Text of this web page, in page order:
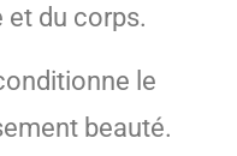
et du corps.
le
beauté.